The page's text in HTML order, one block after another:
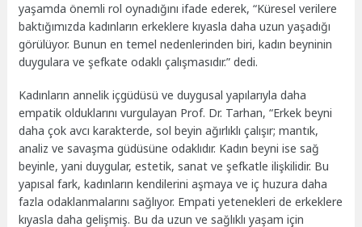
yaşamda önemli rol oynadığını ifade ederek, “Küresel verilere
baktığımızda kadınların erkeklere kıyasla daha uzun yaşadığı
görülüyor. Bunun en temel nedenlerinden biri, kadın beyninin
duygulara ve şefkate odaklı çalışmasıdır.” dedi.
Kadınların annelik içgüdüsü ve duygusal yapılarıyla daha
empatik olduklarını vurgulayan Prof. Dr. Tarhan, “Erkek beyni
daha çok avcı karakterde, sol beyin ağırlıklı çalışır; mantık,
analiz ve savaşma güdüsüne odaklıdır. Kadın beyni ise sağ
beyinle, yani duygular, estetik, sanat ve şefkatle ilişkilidir. Bu
yapısal fark, kadınların kendilerini aşmaya ve iç huzura daha
fazla odaklanmalarını sağlıyor. Empati yetenekleri de erkeklere
kıyasla daha gelişmiş. Bu da uzun ve sağlıklı yaşam için